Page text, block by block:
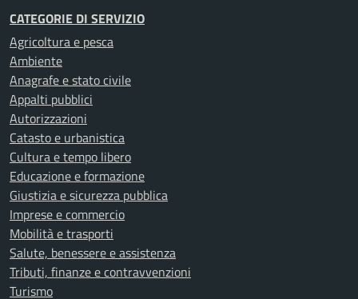
CATEGORIE DI SERVIZIO
Agricoltura e pesca
Ambiente
Anagrafe e stato civile
Appalti pubblici
Autorizzazioni
Catasto e urbanistica
Cultura e tempo libero
Educazione e formazione
Giustizia e sicurezza pubblica
Imprese e commercio
Mobilità e trasporti
Salute, benessere e assistenza
Tributi, finanze e contravvenzioni
Turismo